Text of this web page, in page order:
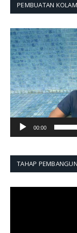
PEMBUATAN
Pemutar
Video
00:00
TAHAP